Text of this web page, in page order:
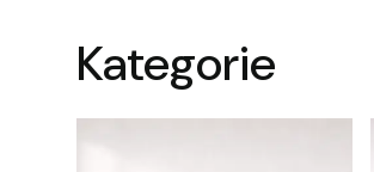
Kategorie